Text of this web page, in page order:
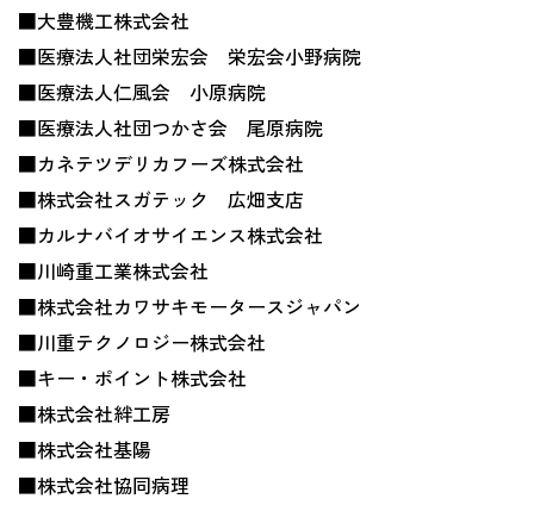
■大豊機工株式会社
■医療法人社団栄宏会 栄宏会小野病院
■医療法人仁風会 小原病院
■医療法人社団つかさ会 尾原病院
■カネテツデリカフーズ株式会社
■株式会社スガテック 広畑支店
■カルナバイオサイエンス株式会社
■川崎重工業株式会社
■株式会社カワサキモータースジャパン
■川重テクノロジー株式会社
■キー・ポイント株式会社
■株式会社絆工房
■株式会社基陽
■株式会社協同病理